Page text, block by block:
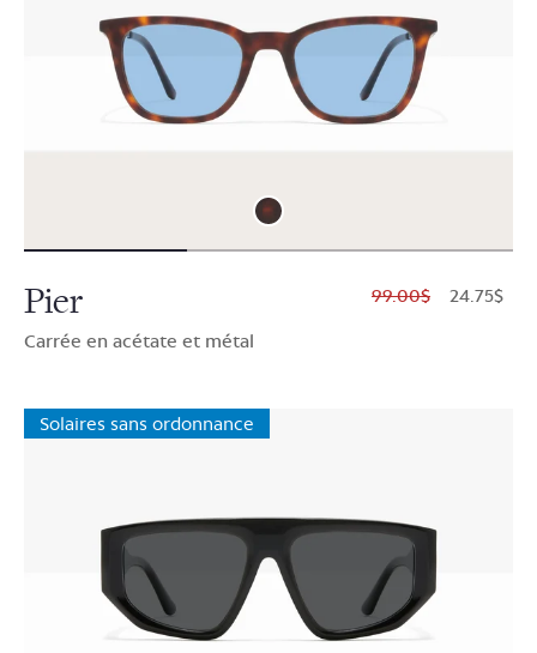
Pier
Carrée en acétate et métal
$99.00 $24.75
Solaires sans ordonnance